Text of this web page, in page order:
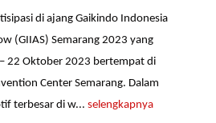
di ajang Gaikindo Indonesia
(GIIAS) Semarang 2023 yang
22 Oktober 2023 bertempat di
Center Semarang. Dalam
terbesar di w...selengkapnya